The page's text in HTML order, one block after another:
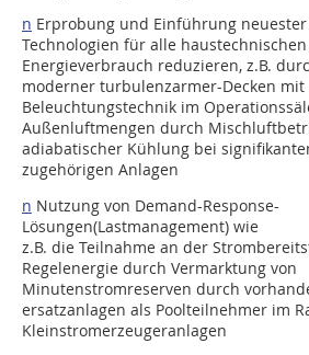
n Erprobung und Einführung
Technologien für alle
Energieverbrauch reduzieren, z.B.
moderner turbulenzarmer-Decken mit
Beleuchtungstechnik im
Außenluftmengen durch
adiabatischer Kühlung bei
zugehörigen Anlagen
n Nutzung von Demand-Response-
Lösungen(Lastmanagement) wie
z.B. die Teilnahme an der
Regelenergie durch Vermarktung von
Minutenstromreserven durch
ersatzanlagen als Poolteilnehmer im
Kleinstromerzeugeranlagen